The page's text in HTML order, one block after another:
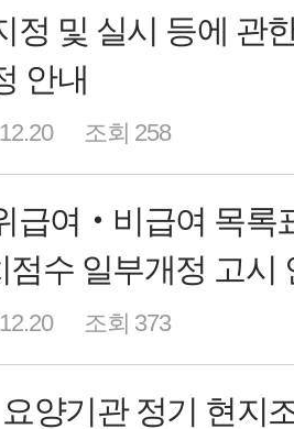
정 및 실시 등에 관
안내
조회 258
급여‧비급여 목록
수 일부개정 고시
조회 373
양기관 정기 현지